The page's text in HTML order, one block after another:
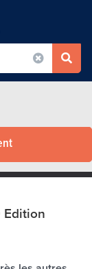
Edition